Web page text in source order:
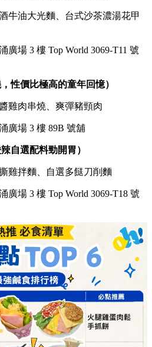
牛油大光麵、台式沙茶濃湯花甲
廣場 3 樓 Top World 3069-T11 號
性價比極高的童年回憶）
雞肉串燒、爽彈豬頸肉
廣場 3 樓 89B 號舖
自選配料勁開胃）
雞拌麵、自選多餸刀削麵
廣場 3 樓 Top World 3069-T18 號